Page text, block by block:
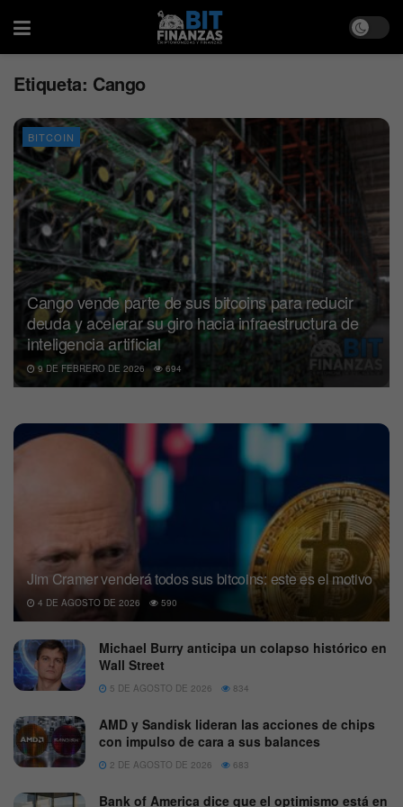
Etiqueta: Cango
BITCOIN
Cango vende parte de sus bitcoins para reducir
deuda y acelerar su giro hacia infraestructura de
inteligencia artificial
9 DE FEBRERO DE 2026 694
Jim Cramer venderá todos sus bitcoins: este es el motivo
4 DE AGOSTO DE 2026 590
Michael Burry anticipa un colapso histórico en
Wall Street
5 DE AGOSTO DE 2026 834
AMD y Sandisk lideran las acciones de chips
con impulso de cara a sus balances
2 DE AGOSTO DE 2026 683
Bank of America dice que el optimismo está en